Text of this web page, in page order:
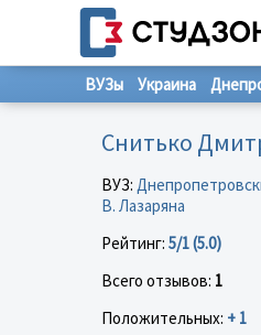
ВУЗы Украина
Снитько
ВУЗ:
В. Лазаряна
Рейтинг: 5/1 (5.0)
Всего отзывов: 1
Положительных: + 1